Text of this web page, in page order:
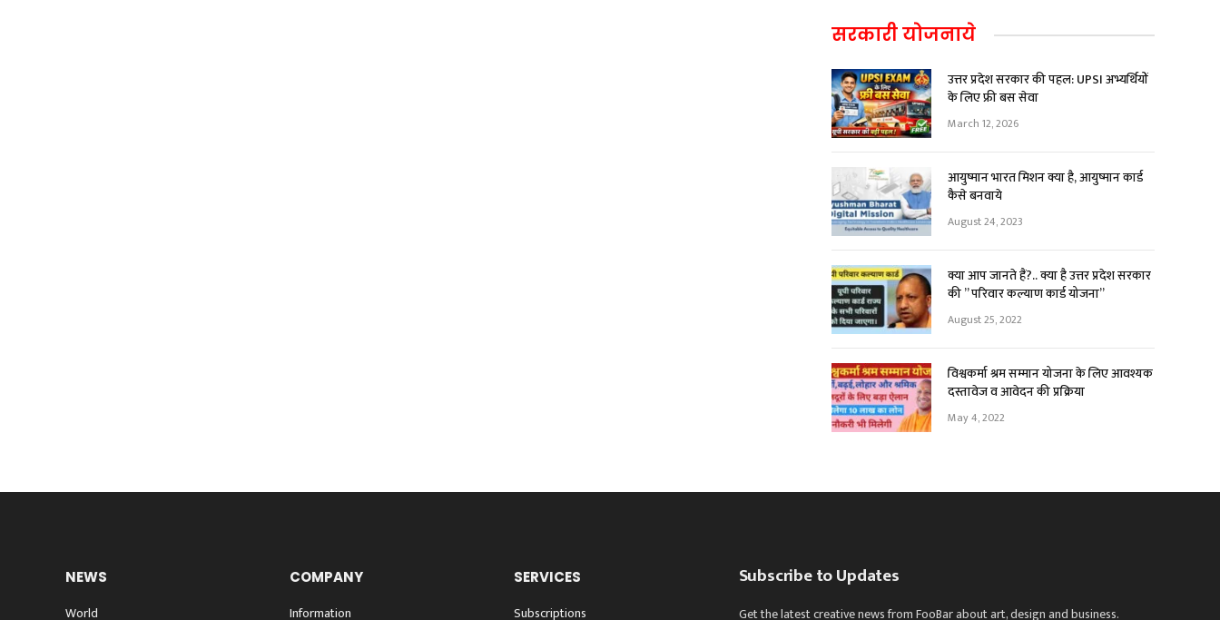
सरकारी योजनाये
उत्तर प्रदेश सरकार की पहल: UPSI अभ्यर्थियों
के लिए फ्री बस सेवा
March 12, 2026
आयुष्मान भारत मिशन क्या है, आयुष्मान कार्ड
कैसे बनवाये
August 24, 2023
क्या आप जानते हैं?.. क्या है उत्तर प्रदेश सरकार
की ” परिवार कल्याण कार्ड योजना”
August 25, 2022
विश्वकर्मा श्रम सम्मान योजना के लिए आवश्यक
दस्तावेज व आवेदन की प्रक्रिया
May 4, 2022
NEWS
World
COMPANY
Information
SERVICES
Subscriptions
Subscribe to Updates
Get the latest creative news from FooBar about art, design and business.